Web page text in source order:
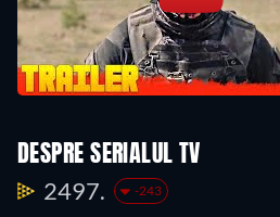
DESPRE SERIALUL TV
2497. -243